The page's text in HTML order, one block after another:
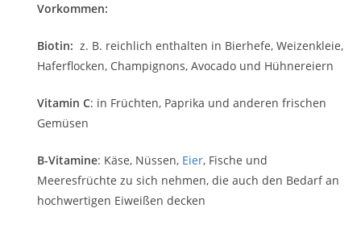
Vorkommen:
Biotin: z. B. reichlich enthalten in Bierhefe, Weizenkleie,
Haferflocken, Champignons, Avocado und Hühnereiern
Vitamin C: in Früchten, Paprika und anderen frischen
Gemüsen
B-Vitamine: Käse, Nüssen, Eier, Fische und
Meeresfrüchte zu sich nehmen, die auch den Bedarf an
hochwertigen Eiweißen decken